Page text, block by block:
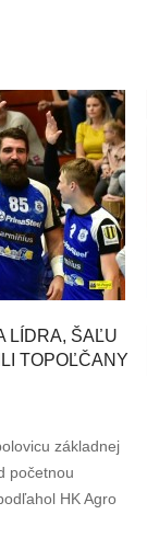
LÍDRA, ŠAĽU
TOPOĽČANY
základnej
početnou
HK Agro